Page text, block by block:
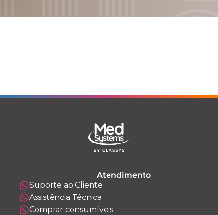
Atendimento
Suporte ao Cliente
Assistência Técnica
Comprar consumíveis